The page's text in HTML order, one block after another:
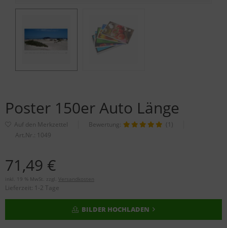
Poster 150er Auto Länge
Bewertung:
(1)
Art.Nr.: 1049
71,49 €
inkl. 19 % MwSt. zzgl. Versandkosten
Lieferzeit: 1-2 Tage
BILDER HOCHLADEN